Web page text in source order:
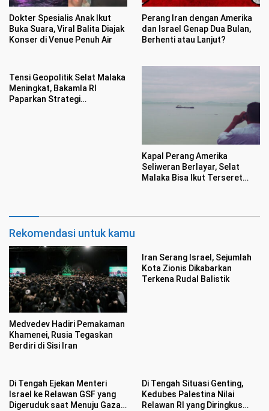
Dokter Spesialis Anak Ikut
Buka Suara, Viral Balita Diajak
Konser di Venue Penuh Air
Perang Iran dengan Amerika
dan Israel Genap Dua Bulan,
Berhenti atau Lanjut?
Tensi Geopolitik Selat Malaka
Meningkat, Bakamla RI
Paparkan Strategi
Kapal Perang Amerika
Seliweran Berlayar, Selat
Malaka Bisa Ikut Terseret
Rekomendasi untuk kamu
Medvedev Hadiri Pemakaman
Khamenei, Rusia Tegaskan
Berdiri di Sisi Iran
Iran Serang Israel, Sejumlah
Kota Zionis Dikabarkan
Terkena Rudal Balistik
Di Tengah Ejekan Menteri
Israel ke Relawan GSF yang
Digeruduk saat Menuju Gaza,
Di Tengah Situasi Genting,
Kedubes Palestina Nilai
Relawan RI yang Diringkus